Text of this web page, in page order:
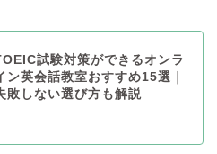
試験対策ができるオンラ
ン英会話教室おすすめ15選｜
敗しない選び方も解説